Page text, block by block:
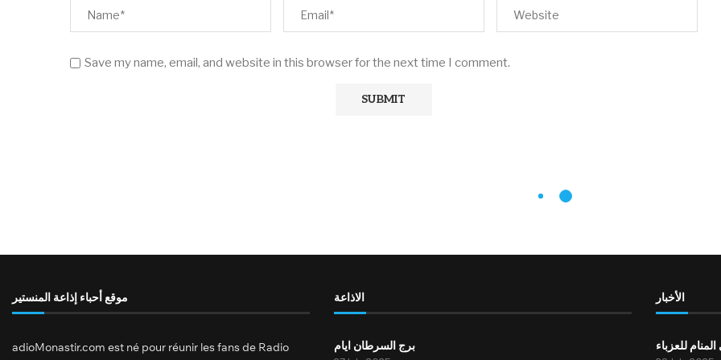
Save my name, email, and website in this browser for the next time I comment.
موقع أحباء إذاعة المنستير
adioMonastir.com est né pour réunir les fans de Radio
الاذاعة
برج السرطان ايام
الأخبار
للعزباء